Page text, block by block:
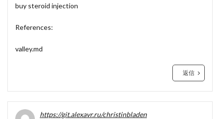
buy steroid injection
References:
valley.md
返信
https://git.alexavr.ru/christinbladen